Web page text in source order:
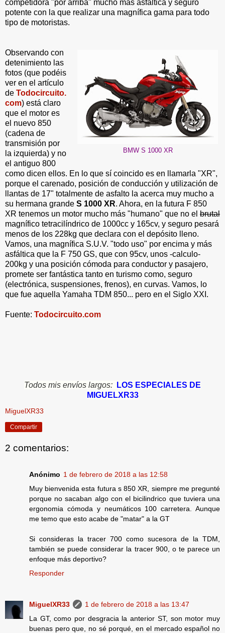
competidora "por arriba" mucho más asfáltica y seguro
potente con la que realizar una magnífica gama para todo
tipo de motoristas.
BMW S 1000 XR
Observando con
detenimiento las
fotos (que podéis
ver en el artículo
de Todocircuito.
com) está claro
que el motor es
el nuevo 850
(cadena de
transmisión por
la izquierda) y no
el antiguo 800
como dicen ellos. En lo que sí coincido es en llamarla "XR",
porque el carenado, posición de conducción y utilización de
llantas de 17" totalmente de asfalto la acerca muy mucho a
su hermana grande S 1000 XR. Ahora, en la futura F 850
XR tenemos un motor mucho más "humano" que no el brutal
magnífico tetracilíndrico de 1000cc y 165cv, y seguro pesará
menos de los 228kg que declara con el depósito lleno.
Vamos, una magnífica S.U.V. "todo uso" por encima y más
asfáltica que la F 750 GS, que con 95cv, unos -calculo-
200kg y una posición cómoda para conductor y pasajero,
promete ser fantástica tanto en turismo como, seguro
(electrónica, suspensiones, frenos), en curvas. Vamos, lo
que fue aquella Yamaha TDM 850... pero en el Siglo XXI.
Fuente: Todocircuito.com
Todos mis envíos largos:
LOS ESPECIALES DE
MIGUELXR33
MiguelXR33
Compartir
2 comentarios:
Anónimo 1 de febrero de 2018 a las 12:58
Muy bienvenida esta futura s 850 XR, siempre me pregunté
porque no sacaban algo con el bicilindrico que tuviera una
ergonomia cómoda y neumáticos 100 carretera. Aunque
me temo que esto acabe de "matar" a la GT
Si consideras la tracer 700 como sucesora de la TDM,
también se puede considerar la tracer 900, o te parece un
enfoque más deportivo?
Responder
MiguelXR33
1 de febrero de 2018 a las 13:47
La GT, como por desgracia la anterior ST, son motor muy
buenas pero que, no sé porqué, en el mercado español no